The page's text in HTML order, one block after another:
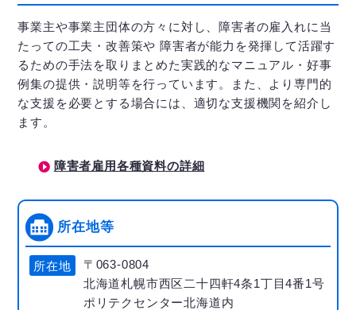
事業主や事業主団体の方々に対し、障害者の雇入れに当
たっての工夫・改善策や 障害者が能力を発揮して活躍す
るための手法を取りまとめた実践的なマニュアル・好事
例集の提供・説明等を行っています。また、より専門的
な支援を必要とする場合には、適切な支援機関を紹介し
ます。
障害者雇用各種資料の詳細
所在地等
所在地
〒063-0804
北海道札幌市西区二十四軒4条1丁目4番1号
ポリテクセンター北海道内